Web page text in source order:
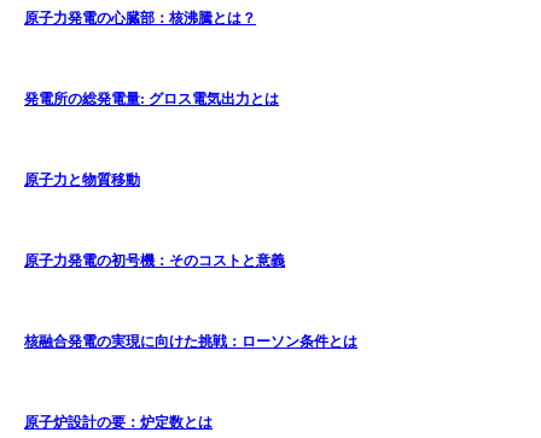
原子力発電の心臓部：核沸騰とは？
発電所の総発電量: グロス電気出力とは
原子力と物質移動
原子力発電の初号機：そのコストと意義
核融合発電の実現に向けた挑戦：ローソン条件とは
原子炉設計の要：炉定数とは